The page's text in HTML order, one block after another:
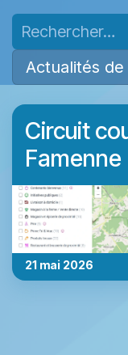
Actualités
Circuit
Famenne
21 mai 2026